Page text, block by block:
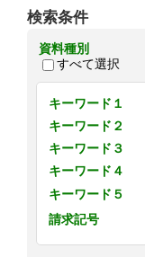
検索条件
資料種別
すべて選択
キーワード１
キーワード２
キーワード３
キーワード４
キーワード５
請求記号